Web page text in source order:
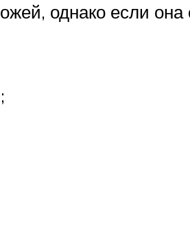
однако если она